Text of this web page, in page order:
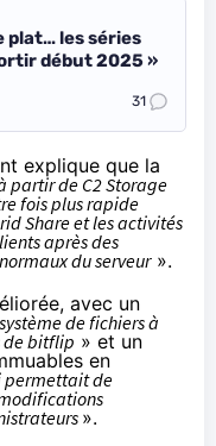
plat… les séries
début 2025 »
31
explique que la
partir de C2 Storage
fois plus rapide
Share et les activités
après des
du serveur».
avec un
de fichiers à
de bitflip » et un
en
permettait de
».